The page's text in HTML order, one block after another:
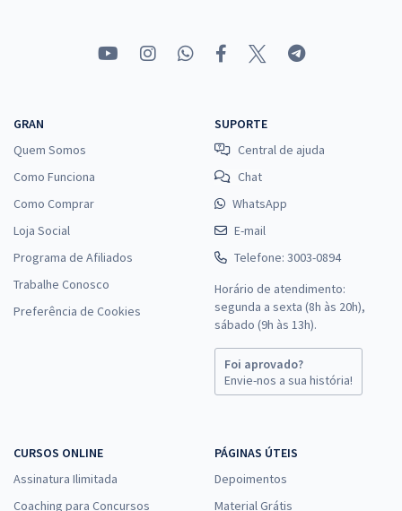
GRAN
Quem Somos
Como Funciona
Como Comprar
Loja Social
Programa de Afiliados
Trabalhe Conosco
Preferência de Cookies
SUPORTE
Central de ajuda
Chat
WhatsApp
E-mail
Telefone: 3003-0894
Horário de atendimento:
segunda a sexta (8h às 20h),
sábado (9h às 13h).
Foi aprovado?
Envie-nos a sua história!
CURSOS ONLINE
Assinatura Ilimitada
Coaching para Concursos
PÁGINAS ÚTEIS
Depoimentos
Material Grátis